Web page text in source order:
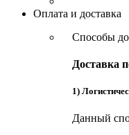
Оплата и доставка
Способы
Доставка
1)
Данный